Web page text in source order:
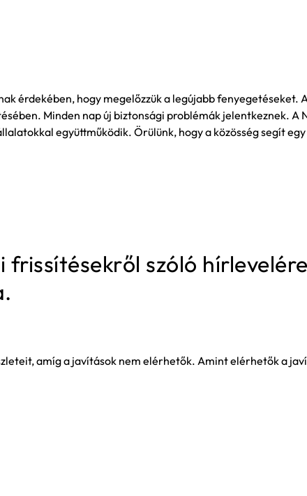
érdekében, hogy megelőzzük a legújabb fenyegetéseket.
Minden nap új biztonsági problémák jelentkeznek. A
együttműködik. Örülünk, hogy a közösség segít egy
szóló
amíg a javítások nem elérhetők. Amint elérhetők a